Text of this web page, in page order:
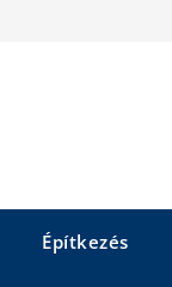
Építkezés